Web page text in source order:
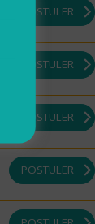
POSTULER
POSTULER
POSTULER
POSTULER